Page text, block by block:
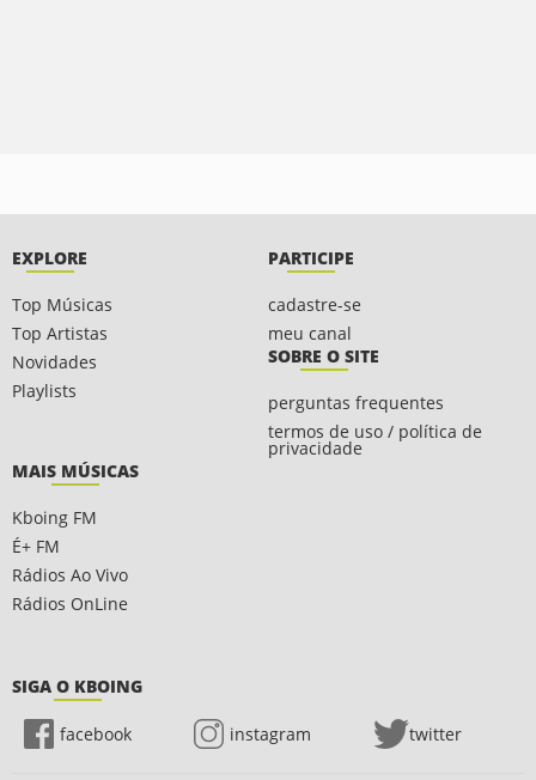
EXPLORE
Top Músicas
Top Artistas
Novidades
Playlists
PARTICIPE
cadastre-se
meu canal
SOBRE O SITE
perguntas frequentes
termos de uso / política de
privacidade
MAIS MÚSICAS
Kboing FM
É+ FM
Rádios Ao Vivo
Rádios OnLine
SIGA O KBOING
facebook instagram twitter